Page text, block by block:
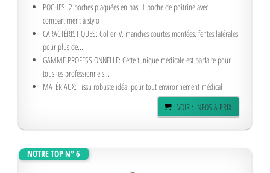
POCHES: 2 poches plaquées en bas, 1 poche de poitrine avec
compartiment à stylo
CARACTÉRISTIQUES: Col en V, manches courtes montées, fentes latérales
pour plus de...
GAMME PROFESSIONNELLE: Cette tunique médicale est parfaite pour
tous les professionnels...
MATÉRIAUX: Tissu robuste idéal pour tout environnement médical
VOIR : INFOS & PRIX
NOTRE TOP N° 6